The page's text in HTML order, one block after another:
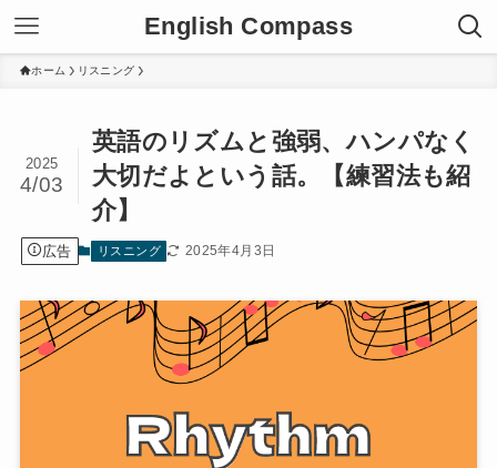
English Compass
ホーム リスニング
英語のリズムと強弱、ハンパなく
大切だよという話。【練習法も紹
介】
2025
4/03
広告 リスニング 2025年4月3日